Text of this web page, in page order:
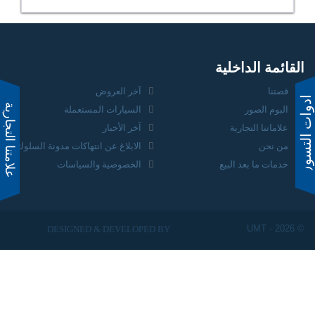
القائمة الداخلية
قصتنا
آخر العروض
البوم الصور
السيارات المستعملة
علاماتنا التجارية
آخر الأخبار
من نحن
الابلاغ عن انتهاكات مدونة السلوك
خدمات ما بعد البيع
الخصوصية والسياسات
© UMT - 2026
DESIGNED & DEVELOPED BY
ادوات التسوق